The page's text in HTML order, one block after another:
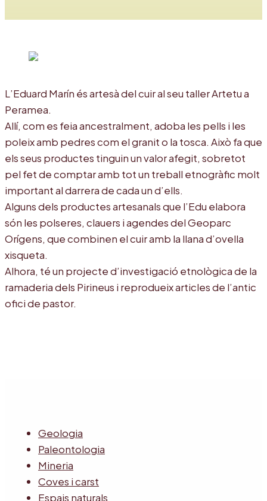
L’Eduard Marín és artesà del cuir al seu taller Artetu a
Peramea.
Allí, com es feia ancestralment, adoba les pells i les
poleix amb pedres com el granit o la tosca. Això fa que
els seus productes tinguin un valor afegit, sobretot
pel fet de comptar amb tot un treball etnogràfic molt
important al darrera de cada un d’ells.
Alguns dels productes artesanals que l’Edu elabora
són les polseres, clauers i agendes del Geoparc
Orígens, que combinen el cuir amb la llana d’ovella
xisqueta.
Alhora, té un projecte d’investigació etnològica de la
ramaderia dels Pirineus i reprodueix articles de l’antic
ofici de pastor.
Geologia
Paleontologia
Mineria
Coves i carst
Espais naturals